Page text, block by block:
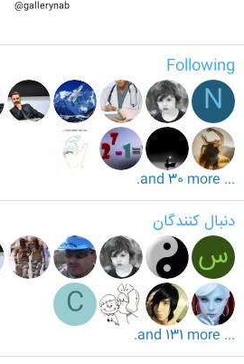
gallerynab@
Following
N
... and 30 more.
دنبال کنندگان
س
C
... and 131 more.